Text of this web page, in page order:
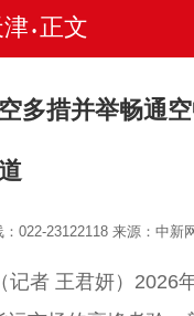
• 正文
多措并举畅通
：022-23122118来源：中新
者 王君妍）2026